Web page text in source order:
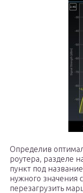
Определив
роутера, разделе
пункт под
нужного значения
перезагрузить